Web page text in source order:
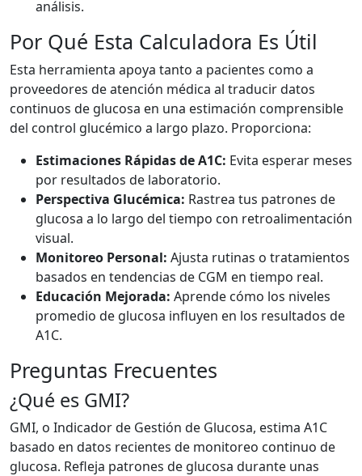
análisis.
Por Qué Esta Calculadora Es Útil
Esta herramienta apoya tanto a pacientes como a
proveedores de atención médica al traducir datos
continuos de glucosa en una estimación comprensible
del control glucémico a largo plazo. Proporciona:
Estimaciones Rápidas de A1C: Evita esperar meses
por resultados de laboratorio.
Perspectiva Glucémica: Rastrea tus patrones de
glucosa a lo largo del tiempo con retroalimentación
visual.
Monitoreo Personal: Ajusta rutinas o tratamientos
basados en tendencias de CGM en tiempo real.
Educación Mejorada: Aprende cómo los niveles
promedio de glucosa influyen en los resultados de
A1C.
Preguntas Frecuentes
¿Qué es GMI?
GMI, o Indicador de Gestión de Glucosa, estima A1C
basado en datos recientes de monitoreo continuo de
glucosa. Refleja patrones de glucosa durante unas